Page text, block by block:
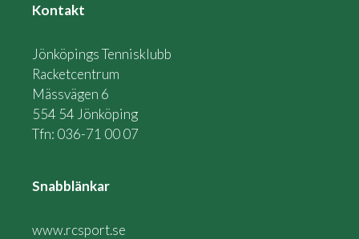
Kontakt
Jönköpings Tennisklubb
Racketcentrum
Mässvägen 6
554 54 Jönköping
Tfn: 036-71 00 07
Snabblänkar
www.rcsport.se